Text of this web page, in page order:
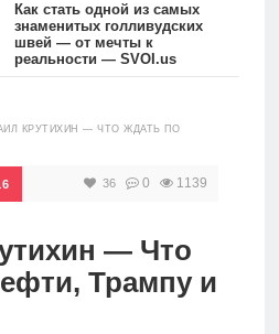
Как стать одной из самых
знаменитых голливудских
швей — от мечты к
реальности — SVOI.us
10559
КРУТИХИН — ЧТО ЖДАТЬ ПО
36 0 1139
— Что
Трампу и